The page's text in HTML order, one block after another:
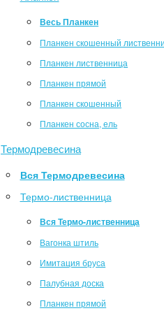
Весь Планкен
Планкен скошенный
Планкен лиственница
Планкен прямой
Планкен скошенный
Планкен сосна, ель
Термодревесина
Вся Термодревесина
Термо-лиственница
Вся Термо-лиственница
Вагонка штиль
Имитация бруса
Палубная доска
Планкен прямой